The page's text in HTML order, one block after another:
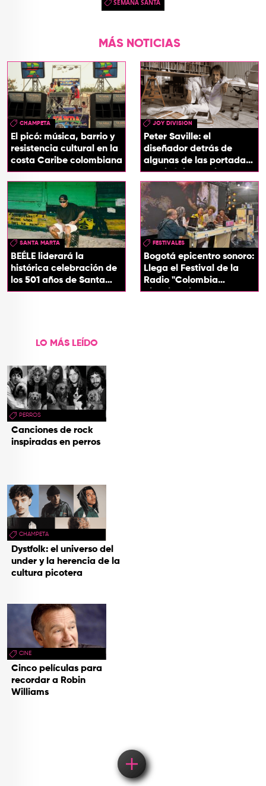
SEMANA SANTA
MÁS NOTICIAS
CHAMPETA
El picó: música, barrio y
resistencia cultural en la
costa Caribe colombiana
JOY DIVISION
Peter Saville: el
diseñador detrás de
algunas de las portadas
más icónicas del rock
SANTA MARTA
BEÉLE liderará la
histórica celebración de
los 501 años de Santa
Marta
FESTIVALES
Bogotá epicentro sonoro:
Llega el Festival de la
Radio "Colombia
Biocultural" 2026
LO MÁS LEÍDO
PERROS
Canciones de rock
inspiradas en perros
CHAMPETA
Dystfolk: el universo del
under y la herencia de la
cultura picotera
CINE
Cinco películas para
recordar a Robin
Williams